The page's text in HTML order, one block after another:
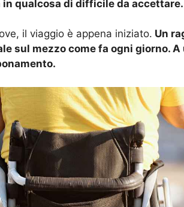
qualcosa di difficile da accettare.
il viaggio è appena iniziato. Un
sul mezzo come fa ogni giorno.